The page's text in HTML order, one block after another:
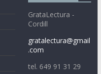
GrataLectura -
Cordill
gratalectura@gmail
.com
tel. 649 91 31 29